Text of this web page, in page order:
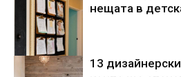
нещата в
13